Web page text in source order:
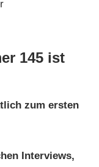
145 ist
zum ersten
Interviews,